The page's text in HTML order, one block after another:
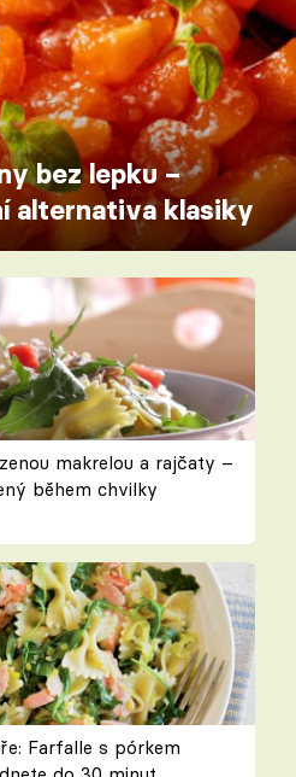
bez lepku –
alternativa klasiky
makrelou a rajčaty –
během chvilky
Farfalle s pórkem